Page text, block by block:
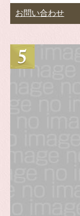
お問い合わせ